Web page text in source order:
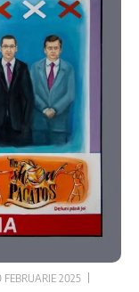
FEBRUARIE 2025